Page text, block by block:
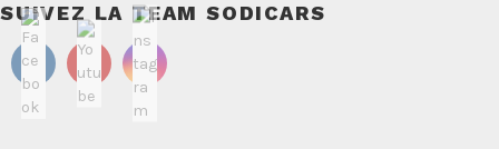
SUIVEZ LA TEAM SODICARS